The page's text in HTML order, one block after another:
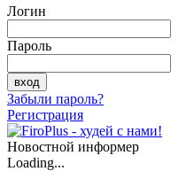
Логин
Пароль
Забыли пароль?
Регистрация
Новостной информер
Loading...